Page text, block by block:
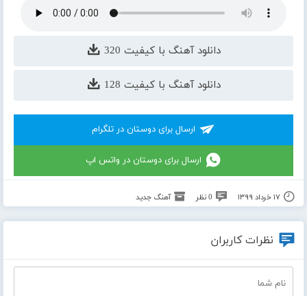
دانلود آهنگ با کیفیت 320
دانلود آهنگ با کیفیت 128
ارسال برای دوستان در تلگرام
ارسال برای دوستان در واتس اپ
۱۷ خرداد ۱۳۹۹ 0 نظر آهنگ جدید
نظرات کاربران